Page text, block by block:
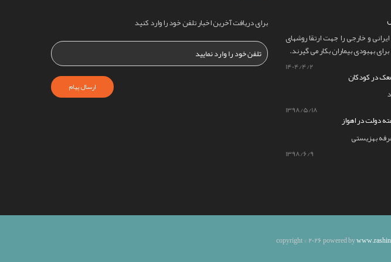
برای دریافت آخرین اخبار تلفن خود را وارد کنید
ارسال پیام
و خارجی را جهت ارتقا روشهای
بهبودی بیماران بکار می گیرند.
1404/4/2
1398/5/18
دولت در اهواز
بهزیستی
1398/6/9
copyright © 2026 powered by